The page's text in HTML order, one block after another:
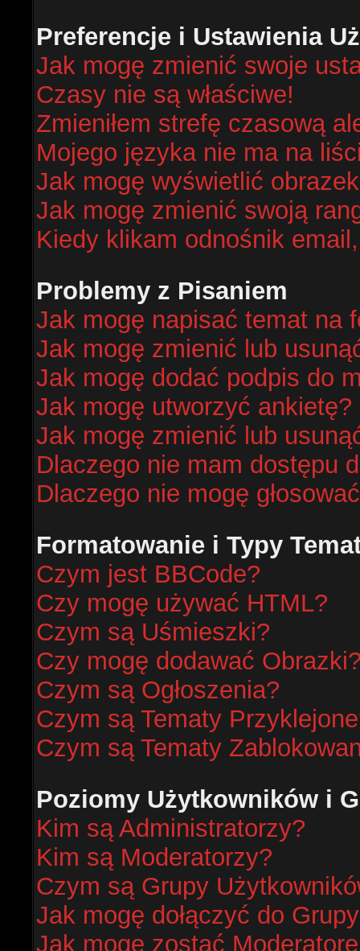
Preferencje i Ustawienia
Jak mogę zmienić swoje
Czasy nie są właściwe!
Zmieniłem strefę czasową
Mojego języka nie ma na
Jak mogę wyświetlić
Jak mogę zmienić swoją
Kiedy klikam odnośnik
Problemy z Pisaniem
Jak mogę napisać temat na
Jak mogę zmienić lub
Jak mogę dodać podpis do
Jak mogę utworzyć ankietę?
Jak mogę zmienić lub
Dlaczego nie mam dostępu
Dlaczego nie mogę
Formatowanie i Typy
Czym jest BBCode?
Czy mogę używać HTML?
Czym są Uśmieszki?
Czy mogę dodawać
Czym są Ogłoszenia?
Czym są Tematy
Czym są Tematy
Poziomy Użytkowników i
Kim są Administratorzy?
Kim są Moderatorzy?
Czym są Grupy
Jak mogę dołączyć do
Jak mogę zostać